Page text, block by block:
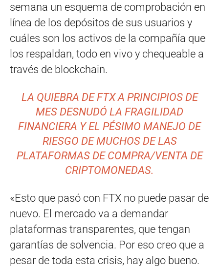
semana un esquema de comprobación en
línea de los depósitos de sus usuarios y
cuáles son los activos de la compañía que
los respaldan, todo en vivo y chequeable a
través de blockchain.
LA QUIEBRA DE FTX A PRINCIPIOS DE
MES DESNUDÓ LA FRAGILIDAD
FINANCIERA Y EL PÉSIMO MANEJO DE
RIESGO DE MUCHOS DE LAS
PLATAFORMAS DE COMPRA/VENTA DE
CRIPTOMONEDAS.
«Esto que pasó con FTX no puede pasar de
nuevo. El mercado va a demandar
plataformas transparentes, que tengan
garantías de solvencia. Por eso creo que a
pesar de toda esta crisis, hay algo bueno.